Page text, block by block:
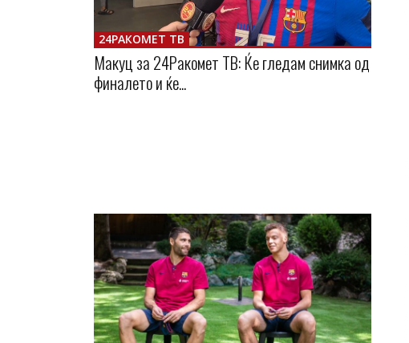
24РАКОМЕТ ТВ
Макуц за 24Ракомет ТВ: Ќе гледам снимка од
финалето и ќе...